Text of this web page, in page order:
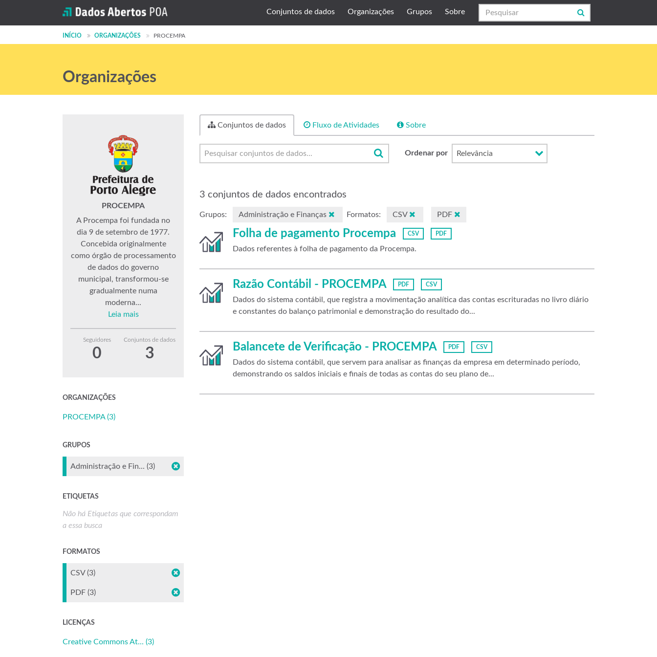
Conjuntos de dados Organizações Grupos Sobre
INÍCIO ORGANIZAÇÕES PROCEMPA
Organizações
Conjuntos de dados Fluxo de Atividades Sobre
Ordenar por
3 conjuntos de dados encontrados
Grupos: Administração e Finanças Formatos: CSV PDF
Folha de pagamento Procempa CSV PDF
Dados referentes à folha de pagamento da Procempa.
Razão Contábil - PROCEMPA PDF CSV
Dados do sistema contábil, que registra a movimentação analítica das contas escrituradas no livro diário
e constantes do balanço patrimonial e demonstração do resultado do...
Balancete de Verificação - PROCEMPA PDF CSV
Dados do sistema contábil, que servem para analisar as finanças da empresa em determinado período,
demonstrando os saldos iniciais e finais de todas as contas do seu plano de...
PROCEMPA
A Procempa foi fundada no
dia 9 de setembro de 1977.
Concebida originalmente
como órgão de processamento
de dados do governo
municipal, transformou-se
gradualmente numa
moderna...
Leia mais
Seguidores
0
Conjuntos de dados
3
ORGANIZAÇÕES
PROCEMPA (3)
GRUPOS
Administração e Fin... (3)
ETIQUETAS
Não há Etiquetas que correspondam
a essa busca
FORMATOS
CSV (3)
PDF (3)
LICENÇAS
Creative Commons At... (3)